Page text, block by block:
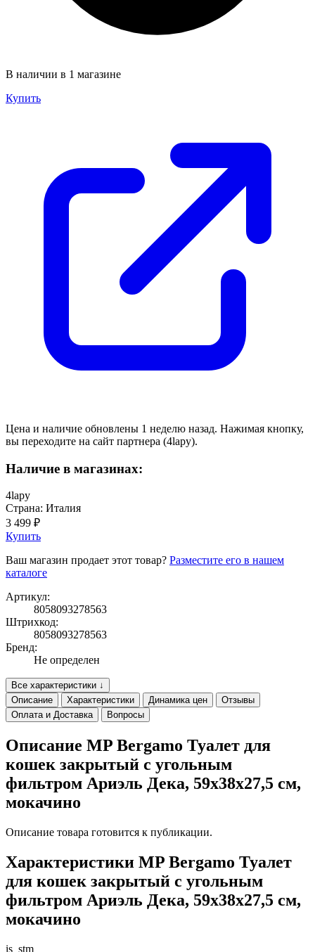
В наличии в 1 магазине
Купить
Цена и наличие обновлены 1 неделю назад. Нажимая кнопку,
вы переходите на сайт партнера (4lapy).
Наличие в магазинах:
4lapy
Страна: Италия
3 499 ₽
Купить
Ваш магазин продает этот товар? Разместите его в нашем
каталоге
Артикул:
8058093278563
Штрихкод:
8058093278563
Бренд:
Не определен
Все характеристики ↓
Описание
Характеристики Динамика цен
Отзывы
Оплата и Доставка
Вопросы
Описание MP Bergamo Туалет для
кошек закрытый с угольным
фильтром Ариэль Дека, 59х38х27,5 см,
мокачино
Описание товара готовится к публикации.
Характеристики MP Bergamo Туалет
для кошек закрытый с угольным
фильтром Ариэль Дека, 59х38х27,5 см,
мокачино
is_stm